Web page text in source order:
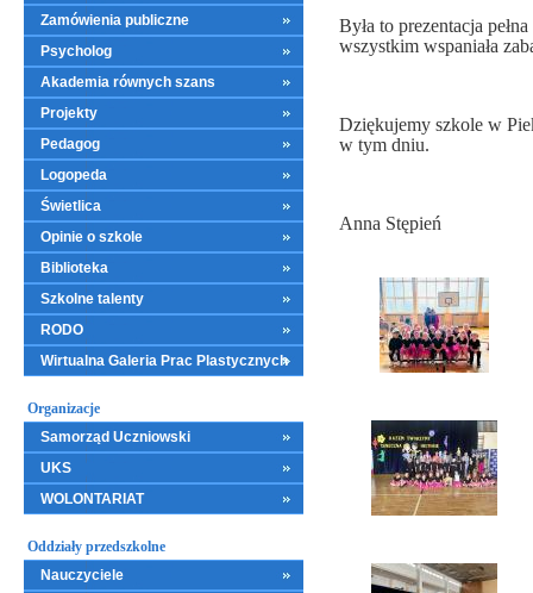
Zamówienia publiczne
Psycholog
Akademia równych szans
Projekty
Pedagog
Logopeda
Świetlica
Opinie o szkole
Biblioteka
Szkolne talenty
RODO
Wirtualna Galeria Prac Plastycznych
Organizacje
Samorząd Uczniowski
UKS
WOLONTARIAT
Oddziały przedszkolne
Nauczyciele
Była to prezentacja
wszystkim wspaniała
Dziękujemy szkole w
w tym dniu.
Anna Stępień